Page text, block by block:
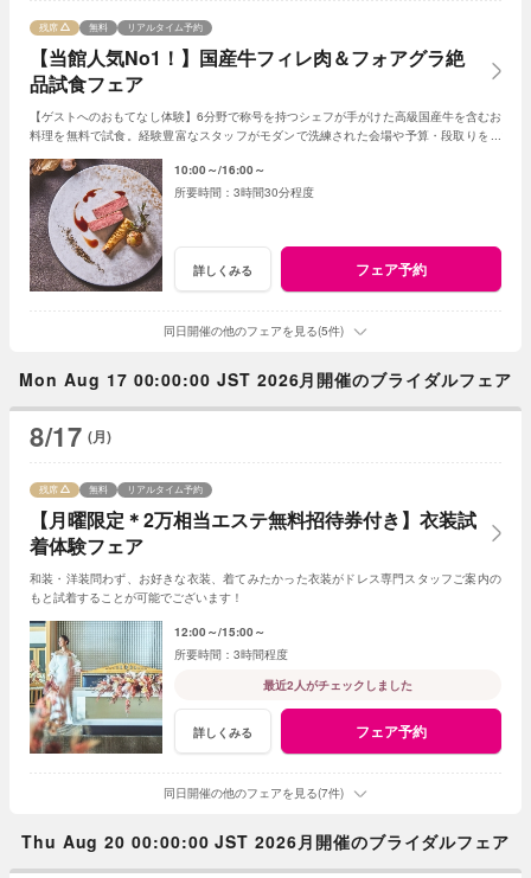
【当館人気No1！】国産牛フィレ肉＆フォアグラ絶
品試食フェア
残席 無料 リアルタイム予約
【ゲストへのおもてなし体験】6分野で称号を持つシェフが手がけた高級国産牛を含むお
料理を無料で試食。経験豊富なスタッフがモダンで洗練された会場や予算・段取りをご
10:00～ 16:00～
3時間30分程度
詳しくみる フェア予約
同日開催の他のフェアを見る(5件)
Mon Aug 17 00:00:00 JST 2026月開催のブライダルフェア
8/17 (月)
【月曜限定＊2万相当エステ無料招待券付き】衣装試
着体験フェア
残席 無料 リアルタイム予約
和装・洋装問わず、お好きな衣装、着てみたかった衣装がドレス専門スタッフご案内の
もと試着することが可能でございます！
12:00～ 15:00～
3時間程度
最近2人がチェックしました
詳しくみる フェア予約
同日開催の他のフェアを見る(7件)
Thu Aug 20 00:00:00 JST 2026月開催のブライダルフェア